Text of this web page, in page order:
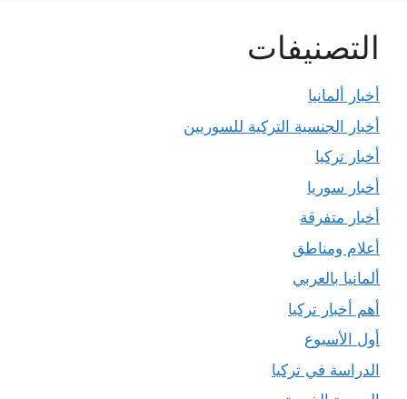
التصنيفات
أخبار ألمانيا
أخبار الجنسية التركية للسوريين
أخبار تركيا
أخبار سوريا
أخبار متفرقة
أعلام ومناطق
ألمانيا بالعربي
أهم أخبار تركيا
أول الأسبوع
الدراسة في تركيا